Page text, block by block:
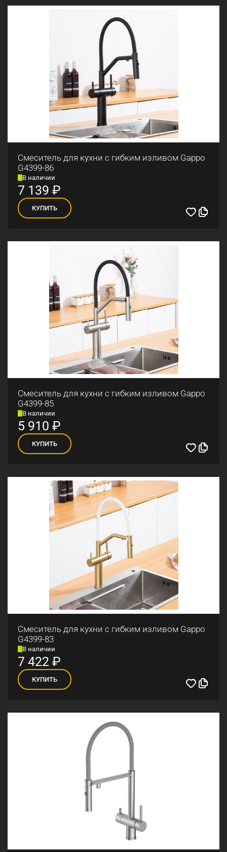
Смеситель для кухни с гибким изливом Gappo
G4399-86
В наличии
7 139 ₽
КУПИТЬ
Смеситель для кухни с гибким изливом Gappo
G4399-85
В наличии
5 910 ₽
КУПИТЬ
Смеситель для кухни с гибким изливом Gappo
G4399-83
В наличии
7 422₽
КУПИТЬ